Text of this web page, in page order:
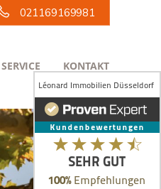
021169169981
SERVICE KONTAKT